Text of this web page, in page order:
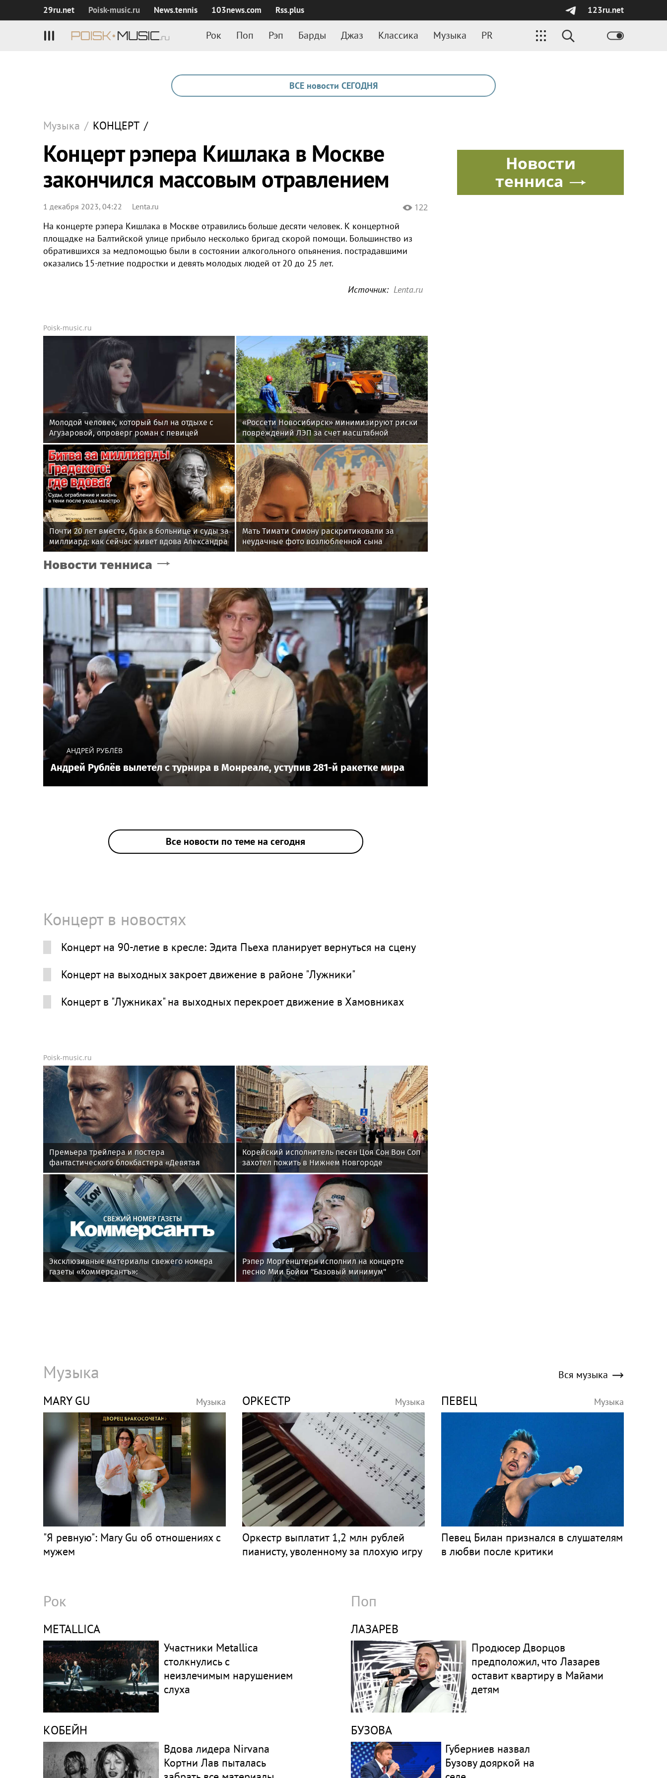
29ru.net Poisk‑music.ru News.tennis 103news.com Rss.plus 123ru.net
Рок Поп Рэп Барды Джаз Классика Музыка PR
ВСЕ новости СЕГОДНЯ
Музыка / КОНЦЕРТ /
Концерт рэпера Кишлака в Москве
закончился массовым отравлением
1 декабря 2023, 04:22 Lenta.ru 122
На концерте рэпера Кишлака в Москве отравились больше десяти человек. К концертной
площадке на Балтийской улице прибыло несколько бригад скорой помощи. Большинство из
обратившихся за медпомощью были в состоянии алкогольного опьянения. пострадавшими
оказались 15-летние подростки и девять молодых людей от 20 до 25 лет.
Источник: Lenta.ru
Poisk-music.ru
Молодой человек, который был на отдыхе с
Агузаровой, опроверг роман с певицей
«Россети Новосибирск» минимизируют риски
повреждений ЛЭП за счет масштабной
расчистки просек
Почти 20 лет вместе, брак в больнице и суды за
миллиард: как сейчас живет вдова Александра
Градского
Мать Тимати Симону раскритиковали за
неудачные фото возлюбленной сына
Валентины
Новости тенниса
АНДРЕЙ РУБЛЁВ
Андрей Рублёв вылетел с турнира в Монреале, уступив 281-й ракетке мира
Все новости по теме на сегодня
Концерт в новостях
Концерт на 90-летие в кресле: Эдита Пьеха планирует вернуться на сцену
Концерт на выходных закроет движение в районе "Лужники"
Концерт в "Лужниках" на выходных перекроет движение в Хамовниках
Poisk-music.ru
Премьера трейлера и постера
фантастического блокбастера «Девятая
планета»
Корейский исполнитель песен Цоя Сон Вон Соп
захотел пожить в Нижнем Новгороде
Эксклюзивные материалы свежего номера
газеты «Коммерсантъ»:
Рэпер Моргенштерн исполнил на концерте
песню Мии Бойки "Базовый минимум"
Новости
тенниса
Музыка Вся музыка
MARY GU Музыка
"Я ревную": Mary Gu об отношениях с
мужем
ОРКЕСТР Музыка
Оркестр выплатит 1,2 млн рублей
пианисту, уволенному за плохую игру
ПЕВЕЦ Музыка
Певец Билан признался в слушателям
в любви после критики
Рок
METALLICA
Участники Metallica
столкнулись с
неизлечимым нарушением
слуха
КОБЕЙН
Вдова лидера Nirvana
Кортни Лав пыталась
Поп
ЛАЗАРЕВ
Продюсер Дворцов
предположил, что Лазарев
оставит квартиру в Майами
детям
БУЗОВА
Губерниев назвал
Бузову дояркой на